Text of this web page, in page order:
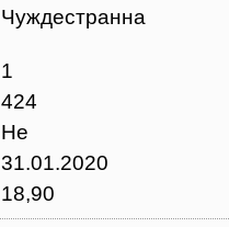
Чуждестранна
1
424
Не
31.01.2020
18,90